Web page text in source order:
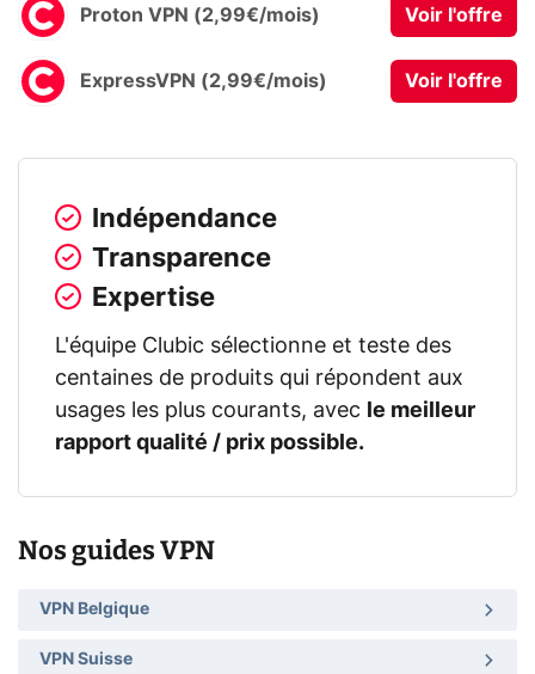
Proton VPN (2,99€/mois) Voir l'offre
ExpressVPN (2,99€/mois) Voir l'offre
Indépendance
Transparence
Expertise
L'équipe Clubic sélectionne et teste des
centaines de produits qui répondent aux
usages les plus courants, avec
le meilleur
rapport qualité / prix possible.
Nos guides VPN
VPN Belgique
VPN Suisse